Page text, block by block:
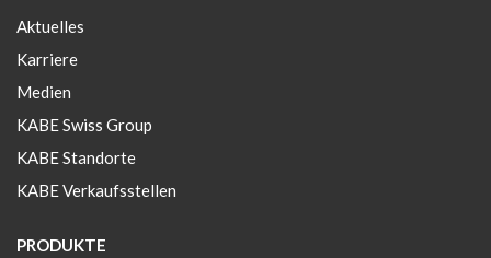
Aktuelles
Karriere
Medien
KABE Swiss Group
KABE Standorte
KABE Verkaufsstellen
PRODUKTE